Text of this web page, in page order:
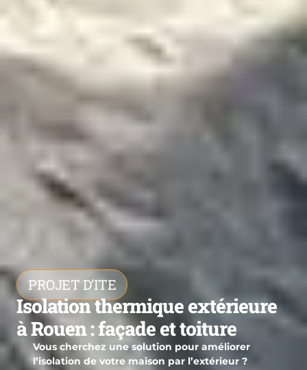
PROJET D’ITE
Isolation thermique extérieure
à Rouen : façade et toiture
Vous cherchez une solution pour améliorer
l’isolation de votre maison par l’extérieur ?